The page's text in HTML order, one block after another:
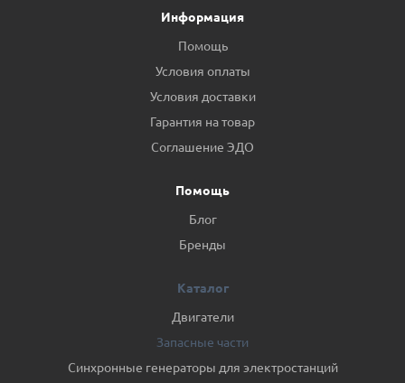
Информация
Помощь
Условия оплаты
Условия доставки
Гарантия на товар
Соглашение ЭДО
Помощь
Блог
Бренды
Каталог
Двигатели
Запасные части
Синхронные генераторы для электростанций